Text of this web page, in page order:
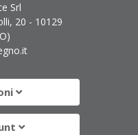
Srl
20 - 10129